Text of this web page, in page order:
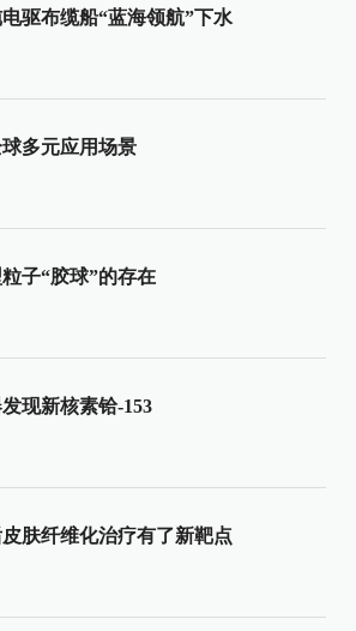
驱布缆船“蓝海领航”下水
多元应用场景
子“胶球”的存在
现新核素铪-153
肤纤维化治疗有了新靶点